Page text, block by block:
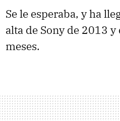
Se le esperaba, y ha
alta de Sony de 2013
meses.